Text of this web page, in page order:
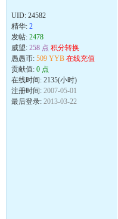
UID: 24582
精华: 2
发帖: 2478
威望: 258 点 积分转换
愚愚币: 509 YYB 在线充值
贡献值: 0 点
在线时间: 2135(小时)
注册时间: 2007-05-01
最后登录: 2013-03-22